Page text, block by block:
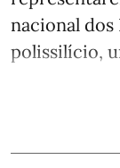
nacional dos
polissilício,